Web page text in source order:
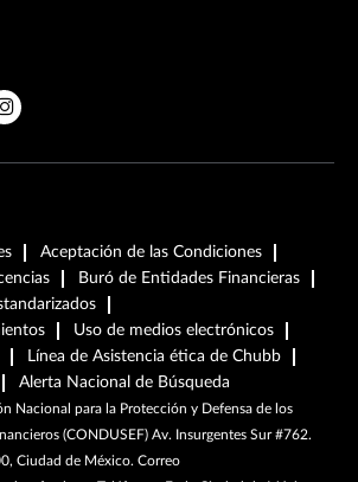
Aceptación de las Condiciones
Buró de Entidades Financieras
Uso de medios electrónicos
Línea de Asistencia ética de Chubb
Alerta Nacional de Búsqueda
Nacional para la Protección y Defensa de los
(CONDUSEF) Av. Insurgentes Sur #762.
Ciudad de México. Correo